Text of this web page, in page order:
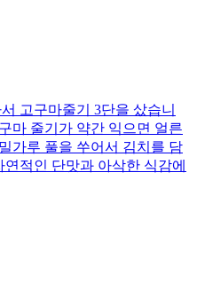
고구마줄기 3단을 샀습니
마 줄기가 약간 익으면 얼른
가루 풀을 쑤어서 김치를 담
적인 단맛과 아삭한 식감에